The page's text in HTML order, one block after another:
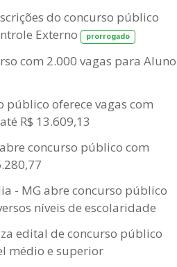
do concurso público
Externo
prorrogado
com 2.000 vagas para
público oferece vagas com
R$ 13.609,13
abre concurso público com
- MG abre concurso público
níveis de escolaridade
edital de concurso público
médio e superior